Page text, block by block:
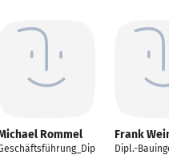
Rommel Frank
Dipl.-